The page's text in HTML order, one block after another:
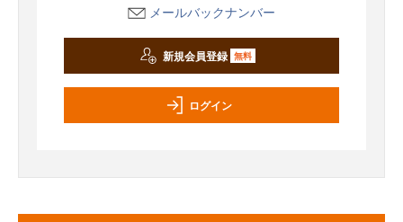
メールバックナンバー
新規会員登録 無料
ログイン